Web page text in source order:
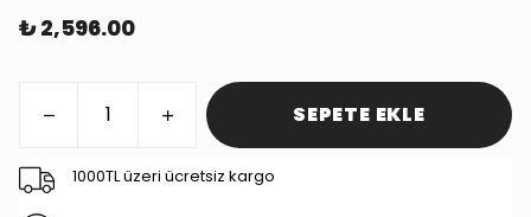
₺ 2,596.00
SEPETE EKLE
1000TL üzeri ücretsiz kargo